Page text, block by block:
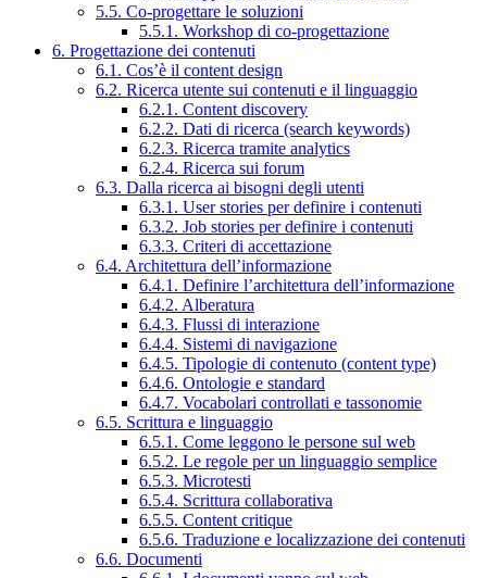
5.5. Co-progettare le soluzioni
5.5.1. Workshop di co-progettazione
6. Progettazione dei contenuti
6.1. Cos’è il content design
6.2. Ricerca utente sui contenuti e il linguaggio
6.2.1. Content discovery
6.2.2. Dati di ricerca (search keywords)
6.2.3. Ricerca tramite analytics
6.2.4. Ricerca sui forum
6.3. Dalla ricerca ai bisogni degli utenti
6.3.1. User stories per definire i contenuti
6.3.2. Job stories per definire i contenuti
6.3.3. Criteri di accettazione
6.4. Architettura dell’informazione
6.4.1. Definire l’architettura dell’informazione
6.4.2. Alberatura
6.4.3. Flussi di interazione
6.4.4. Sistemi di navigazione
6.4.5. Tipologie di contenuto (content type)
6.4.6. Ontologie e standard
6.4.7. Vocabolari controllati e tassonomie
6.5. Scrittura e linguaggio
6.5.1. Come leggono le persone sul web
6.5.2. Le regole per un linguaggio semplice
6.5.3. Microtesti
6.5.4. Scrittura collaborativa
6.5.5. Content critique
6.5.6. Traduzione e localizzazione dei contenuti
6.6. Documenti